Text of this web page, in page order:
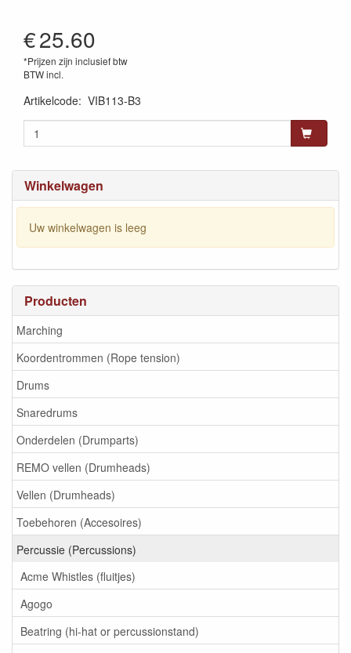
Winkelwagen
Uw winkelwagen is leeg
Producten
Marching
Koordentrommen (Rope tension)
Drums
Snaredrums
Onderdelen (Drumparts)
REMO vellen (Drumheads)
Vellen (Drumheads)
Toebehoren (Accesoires)
Percussie (Percussions)
Acme Whistles (fluitjes)
Agogo
Beatring (hi-hat or percussionstand)
€25.60
*Prijzen zijn inclusief btw
BTW incl.
Artikelcode: VIB113-B3